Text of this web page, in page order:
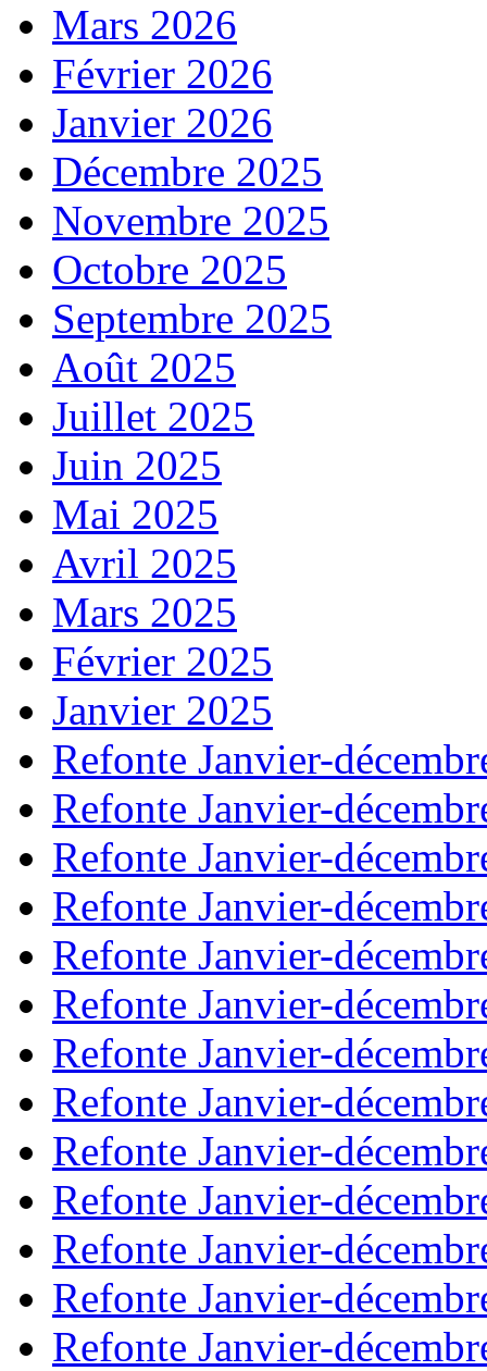
Mars 2026
Février 2026
Janvier 2026
Décembre 2025
Novembre 2025
Octobre 2025
Septembre 2025
Août 2025
Juillet 2025
Juin 2025
Mai 2025
Avril 2025
Mars 2025
Février 2025
Janvier 2025
Refonte Janvier-
Refonte Janvier-
Refonte Janvier-
Refonte Janvier-
Refonte Janvier-
Refonte Janvier-
Refonte Janvier-
Refonte Janvier-
Refonte Janvier-
Refonte Janvier-
Refonte Janvier-
Refonte Janvier-
Refonte Janvier-